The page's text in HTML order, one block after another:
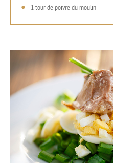
1 tour de poivre du moulin